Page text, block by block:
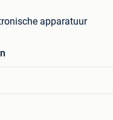
apparatuur